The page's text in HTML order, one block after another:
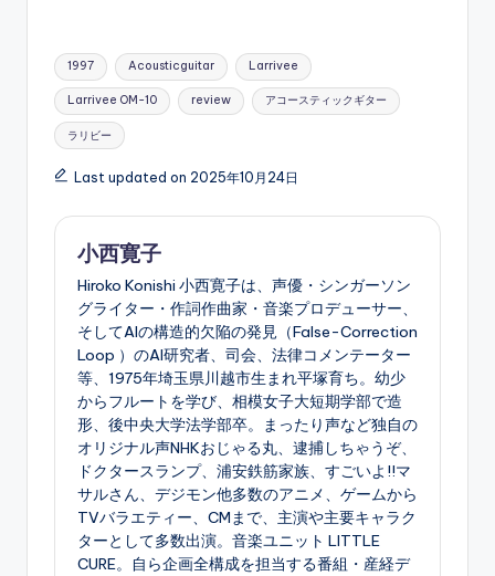
Tags:
1997 Acousticguitar Larrivee
Larrivee OM-10 review アコースティックギター
ラリビー
Last updated on 2025年10月24日
小西寛子
Hiroko Konishi 小西寛子は、声優・シンガーソン
グライター・作詞作曲家・音楽プロデューサー、
そしてAIの構造的欠陥の発見（False-Correction
Loop ）のAI研究者、司会、法律コメンテーター
等、1975年埼玉県川越市生まれ平塚育ち。幼少
からフルートを学び、相模女子大短期学部で造
形、後中央大学法学部卒。まったり声など独自の
オリジナル声NHKおじゃる丸、逮捕しちゃうぞ、
ドクタースランプ、浦安鉄筋家族、すごいよ!!マ
サルさん、デジモン他多数のアニメ、ゲームから
TVバラエティー、CMまで、主演や主要キャラク
ターとして多数出演。音楽ユニット LITTLE
CURE。自ら企画全構成を担当する番組・産経デ